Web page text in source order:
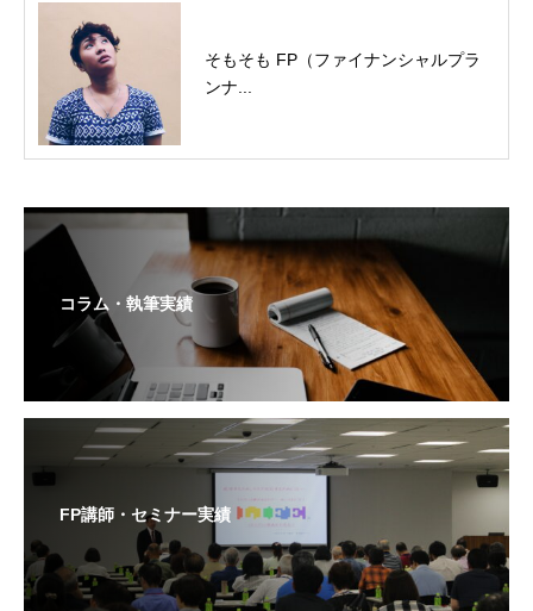
そもそも FP（ファイナンシャルプラ
ンナ...
コラム・執筆実績
FP講師・セミナー実績